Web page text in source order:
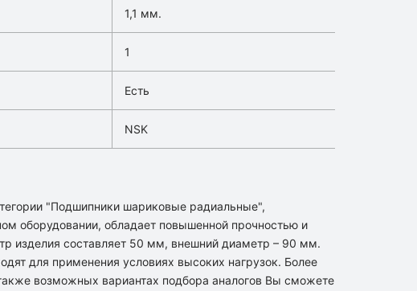
1,1 мм.
1
Есть
NSK
"Подшипники шариковые радиальные",
оборудовании, обладает повышенной прочностью и
изделия составляет 50 мм, внешний диаметр – 90 мм.
для применения условиях высоких нагрузок. Более
возможных вариантах подбора аналогов Вы сможете